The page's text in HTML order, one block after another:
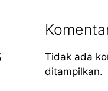
Tidak ada
ditampilkan.